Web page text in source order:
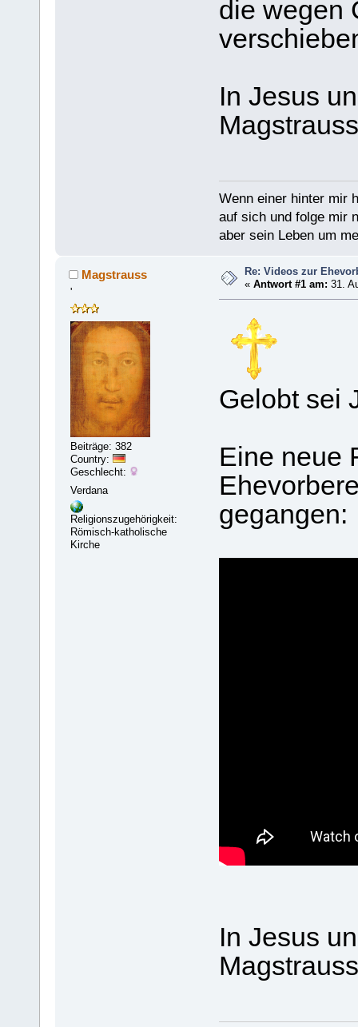
die wegen
In Jesus
Magstrauss
Wenn einer hinter mir
auf sich und folge mir
aber sein Leben um
Magstrauss
'
Beiträge: 382
Country:
Geschlecht:
Verdana
Religionszugehörigkeit:
Römisch-katholische
Kirche
Re: Videos zur
«Antwort #1 am: 31.
Gelobt sei
Eine neue
gegangen:
In Jesus
Magstrauss